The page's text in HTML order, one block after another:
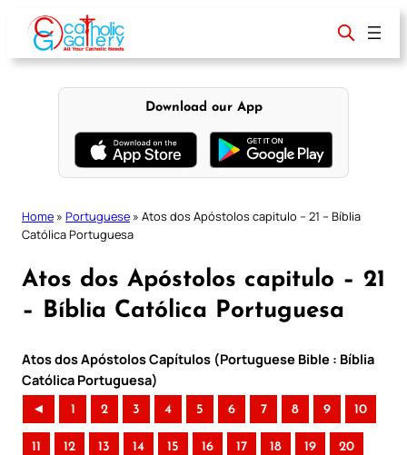
content
Download our App
Home » Portuguese » Atos dos Apóstolos capitulo – 21 – Bíblia
Católica Portuguesa
Atos dos Apóstolos capitulo – 21
– Bíblia Católica Portuguesa
Atos dos Apóstolos Capítulos (Portuguese Bible : Bíblia
Católica Portuguesa)
◄ 1 2 3 4 5 6 7 8 9 10
11 12 13 14 15 16 17 18 19 20